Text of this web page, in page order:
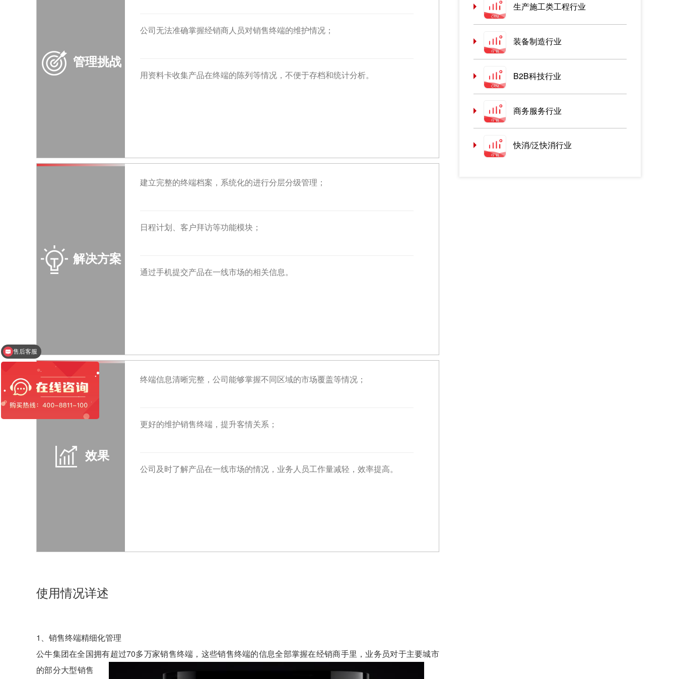
管理挑战
公司无法准确掌握经销商人员对销售终端的维护情况；
用资料卡收集产品在终端的陈列等情况，不便于存档和统计分析。
解决方案
建立完整的终端档案，系统化的进行分层分级管理；
日程计划、客户拜访等功能模块；
通过手机提交产品在一线市场的相关信息。
效果
终端信息清晰完整，公司能够掌握不同区域的市场覆盖等情况；
更好的维护销售终端，提升客情关系；
公司及时了解产品在一线市场的情况，业务人员工作量减轻，效率提高。
使用情况详述
1、销售终端精细化管理
公牛集团在全国拥有超过70多万家销售终端， 这些销售终端的信息全部掌握在经销商手里，业务员对于主要城市
的部分大型销售
生产施工类工程行业
装备制造行业
B2B科技行业
商务服务行业
快消/泛快消行业
红圈工程管理系统
售后客服